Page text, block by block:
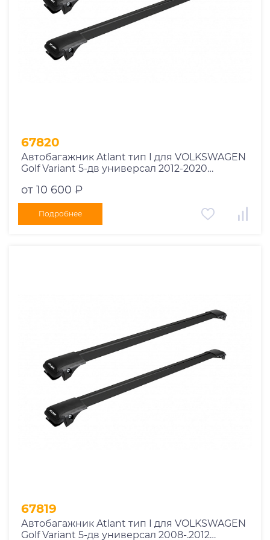
67820
Автобагажник Atlant тип I для VOLKSWAGEN
Golf Variant 5-дв универсал 2012-2020
10002+11114+11118
от 10 600 ₽
Подробнее
67819
Автобагажник Atlant тип I для VOLKSWAGEN
Golf Variant 5-дв универсал 2008-.2012